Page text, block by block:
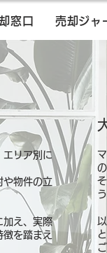
窓口 売却ジャ
エリア別に
や物件の立
加え、実際
徴を踏まえ